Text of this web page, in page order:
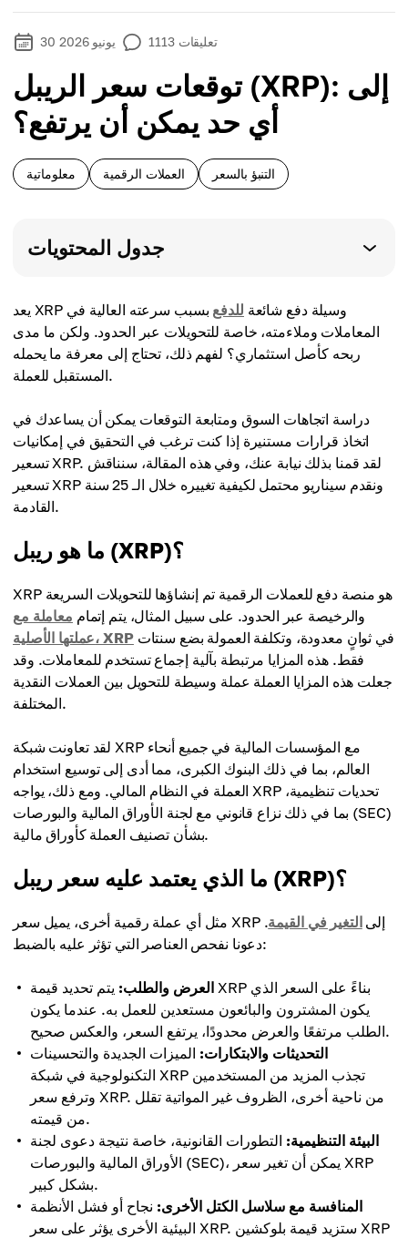
30 يونيو 2026 1113 تعليقات
توقعات سعر الريبل (XRP): إلى
أي حد يمكن أن يرتفع؟
معلوماتية العملات الرقمية التنبؤ بالسعر
جدول المحتويات
يعد XRP وسيلة دفع شائعة للدفع بسبب سرعته العالية في
المعاملات وملاءمته، خاصة للتحويلات عبر الحدود. ولكن ما مدى
ربحه كأصل استثماري؟ لفهم ذلك، تحتاج إلى معرفة ما يحمله
المستقبل للعملة.
دراسة اتجاهات السوق ومتابعة التوقعات يمكن أن يساعدك في
اتخاذ قرارات مستنيرة إذا كنت ترغب في التحقيق في إمكانيات
تسعير XRP. لقد قمنا بذلك نيابة عنك، وفي هذه المقالة، سنناقش
تسعير XRP ونقدم سيناريو محتمل لكيفية تغييره خلال الـ 25 سنة
القادمة.
ما هو ريبل (XRP)؟
XRP هو منصة دفع للعملات الرقمية تم إنشاؤها للتحويلات السريعة
والرخيصة عبر الحدود. على سبيل المثال، يتم إتمام معاملة مع
عملتها الأصلية، XRPفي ثوانٍ معدودة، وتكلفة العمولة بضع سنتات
فقط. هذه المزايا مرتبطة بآلية إجماع تستخدم للمعاملات. وقد
جعلت هذه المزايا العملة عملة وسيطة للتحويل بين العملات النقدية
المختلفة.
لقد تعاونت شبكة XRP مع المؤسسات المالية في جميع أنحاء
العالم، بما في ذلك البنوك الكبرى، مما أدى إلى توسيع استخدام
العملة في النظام المالي. ومع ذلك، يواجه XRP تحديات تنظيمية،
بما في ذلك نزاع قانوني مع لجنة الأوراق المالية والبورصات (SEC)
بشأن تصنيف العملة كأوراق مالية.
ما الذي يعتمد عليه سعر ريبل (XRP)؟
مثل أي عملة رقمية أخرى، يميل سعر XRP إلى التغير في القيمة.
دعونا نفحص العناصر التي تؤثر عليه بالضبط:
العرض والطلب: يتم تحديد قيمة XRP بناءً على السعر الذي
يكون المشترون والبائعون مستعدين للعمل به. عندما يكون
الطلب مرتفعًا والعرض محدودًا، يرتفع السعر، والعكس صحيح.
التحديثات والابتكارات: الميزات الجديدة والتحسينات
التكنولوجية في شبكة XRP تجذب المزيد من المستخدمين
وترفع سعر XRP. من ناحية أخرى، الظروف غير المواتية تقلل
من قيمته.
البيئة التنظيمية: التطورات القانونية، خاصة نتيجة دعوى لجنة
الأوراق المالية والبورصات (SEC)، يمكن أن تغير سعر XRP
بشكل كبير.
المنافسة مع سلاسل الكتل الأخرى: نجاح أو فشل الأنظمة
البيئية الأخرى يؤثر على سعر XRP. ستزيد قيمة بلوكشين XRP